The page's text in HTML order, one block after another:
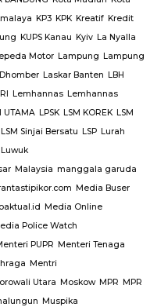
KP3 KPK Kreatif Kredit
KUPS Kanau Kyiv La Nyalla
Motor Lampung Lampung
Laskar Banten LBH
Lemhannas Lemhannas
UTAMA LPSK LSM KOREK LSM
LSM Sinjai Bersatu LSP Lurah
Luwuk
Malaysia manggala garuda
Media Buser
Media Online
Police Watch
PUPR Menteri Tenaga
Mentri
Utara Moskow MPR MPR
Muspika